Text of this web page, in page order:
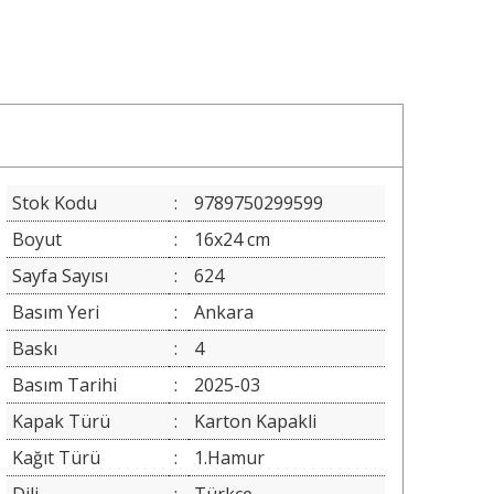
Stok Kodu :
9789750299599
Boyut
:
16x24 cm
Sayfa Sayısı
:
624
Basım Yeri
:
Ankara
Baskı
:
4
Basım Tarihi
:
2025-03
Kapak Türü
:
Karton Kapakli
Kağıt Türü
:
1.Hamur